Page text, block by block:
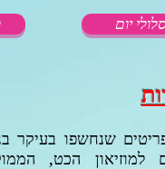
יום
שנחשפו בעיקר
למוזיאון הכט,